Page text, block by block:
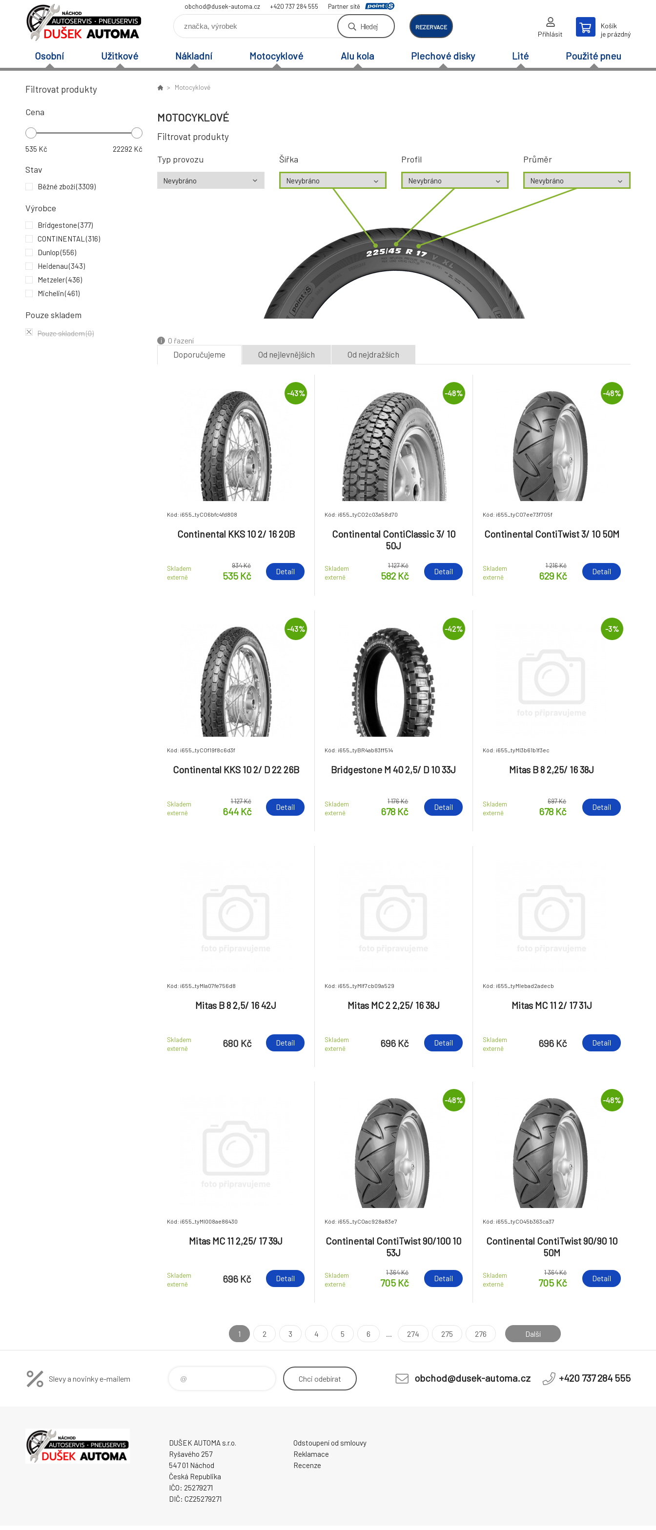
obchod@dusek-automa.cz +420 737 284 555 Partner sítě
Hledej REZERVACE
Přihlásit
Košík
je prázdný
Osobní Užitkové Nákladní Motocyklové Alu kola Plechové disky Lité Použité pneu
Filtrovat produkty
Cena
535 Kč 22292 Kč
Stav
Běžné zboží(3309)
Výrobce
Bridgestone(377)
CONTINENTAL (316)
Dunlop(556)
Heidenau(343)
Metzeler(436)
Michelin(461)
Pirelli(531)
Pouze skladem
Pouze skladem(0)
Motocyklové
MOTOCYKLOVÉ
Filtrovat produkty
Typ provozu Šířka Profil Průměr
O řazení
Doporučujeme Od nejlevnějších Od nejdražších
-43%
Kód: i655_tyCO6bfc4fd808
Continental KKS 10 2/ 16 20B
Skladem
externě
934 Kč
535 Kč Detail
-48%
Kód: i655_tyCO2c03a58d70
Continental ContiClassic 3/ 10
50J
Skladem
externě
1 127 Kč
582 Kč Detail
-48%
Kód: i655_tyCO7ee73f705f
Continental ContiTwist 3/ 10 50M
Skladem
externě
1 216 Kč
629 Kč Detail
-43%
Kód: i655_tyCOf19f8c6d3f
Continental KKS 10 2/ D 22 26B
Skladem
externě
1 127 Kč
644 Kč Detail
-42%
Kód: i655_tyBR4ab83ff514
Bridgestone M 40 2,5/ D 10 33J
Skladem
externě
1 176 Kč
678 Kč Detail
-3%
Kód: i655_tyMI3b61b1f3ec
Mitas B 8 2,25/ 16 38J
Skladem
externě
697 Kč
678 Kč Detail
Kód: i655_tyMIa07fe756d8
Mitas B 8 2,5/ 16 42J
Skladem
externě
680 Kč Detail
Kód: i655_tyMIf7cb09a529
Mitas MC 2 2,25/ 16 38J
Skladem
externě
696 Kč Detail
Kód: i655_tyMIebad2adecb
Mitas MC 11 2/ 17 31J
Skladem
externě
696 Kč Detail
Kód: i655_tyMI008ae86430
Mitas MC 11 2,25/ 17 39J
Skladem
externě
696 Kč Detail
-48%
Kód: i655_tyCOac928a83e7
Continental ContiTwist 90/100 10
53J
Skladem
externě
1 364 Kč
705 Kč Detail
-48%
Kód: i655_tyCO45b363ca37
Continental ContiTwist 90/90 10
50M
Skladem
externě
1 364 Kč
705 Kč Detail
1 2 3 4 5 6 ... 274 275 276 Další
Slevy a novinky e-mailem Chci odebírat obchod@dusek-automa.cz +420 737 284 555
DUŠEK AUTOMA s.r.o.
Ryšavého 257
547 01 Náchod
Česká Republika
IČO: 25279271
DIČ: CZ25279271
Odstoupení od smlouvy
Reklamace
Recenze